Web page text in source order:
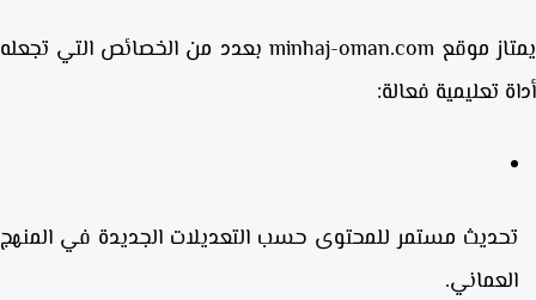
موقعminhaj-oman.comبعدد من الخصائص التي تجعله
تعليمية فعالة:
مستمر للمحتوىحسب التعديلات الجديدة في المنهج